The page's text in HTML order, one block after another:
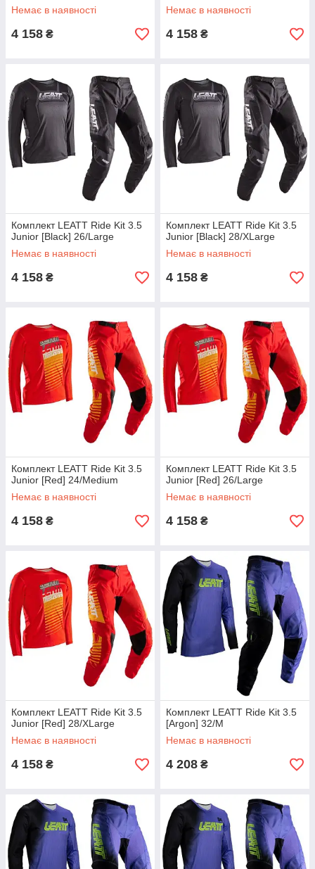
Немає в наявності
4 158 ₴
Немає в наявності
4 158 ₴
Комплект LEATT Ride Kit 3.5
Junior [Black] 26/Large
Немає в наявності
4 158 ₴
Комплект LEATT Ride Kit 3.5
Junior [Black] 28/XLarge
Немає в наявності
4 158 ₴
Комплект LEATT Ride Kit 3.5
Junior [Red] 24/Medium
Немає в наявності
4 158 ₴
Комплект LEATT Ride Kit 3.5
Junior [Red] 26/Large
Немає в наявності
4 158 ₴
Комплект LEATT Ride Kit 3.5
Junior [Red] 28/XLarge
Немає в наявності
4 158 ₴
Комплект LEATT Ride Kit 3.5
[Argon] 32/M
Немає в наявності
4 208 ₴